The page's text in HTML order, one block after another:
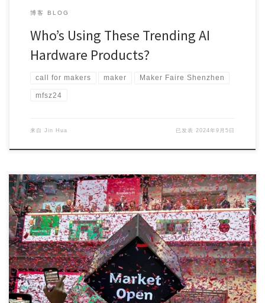
博客 BLOG
Who’s Using These Trending AI
Hardware Products?
call for makers maker Maker Faire Shenzhen
mfsz24
来自 Jin Hua 已发表 2024年9月5日
Exciting times are ahead for Raspberry Pi enthusia […]